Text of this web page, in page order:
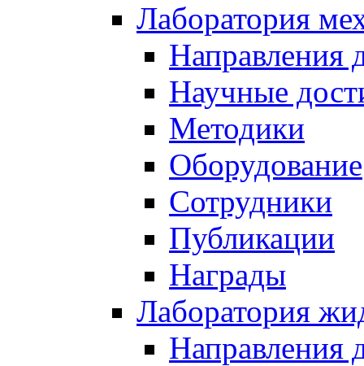
Лаборатория
Направления
Научные
Методики
Оборудование
Сотрудники
Публикации
Награды
Лаборатория
Направления